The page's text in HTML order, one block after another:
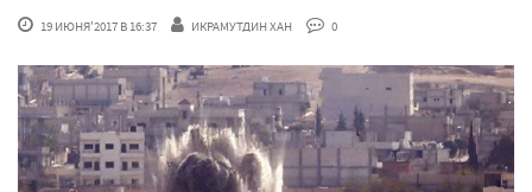
19 ИЮНЯ'2017 В 16:37 ИКРАМУТДИН ХАН 0